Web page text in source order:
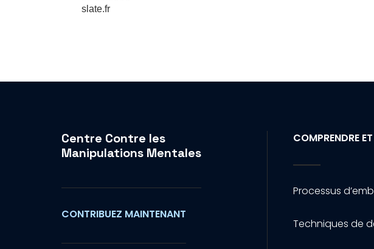
slate.fr
Centre Contre les
Manipulations Mentales
CONTRIBUEZ MAINTENANT
COMPRENDRE
Processus
Techniques de